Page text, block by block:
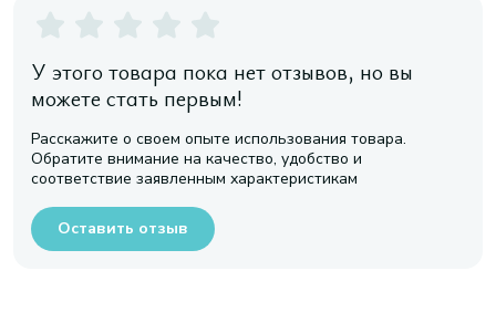
У этого товара пока нет отзывов, но вы
можете стать первым!
Расскажите о своем опыте использования товара.
Обратите внимание на качество, удобство и
соответствие заявленным характеристикам
Оставить отзыв